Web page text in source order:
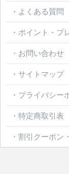
・よくある質問
・ポイント・プ
・お問い合わせ
・サイトマップ
・プライバシー
・特定商取引表
・割引クーポン